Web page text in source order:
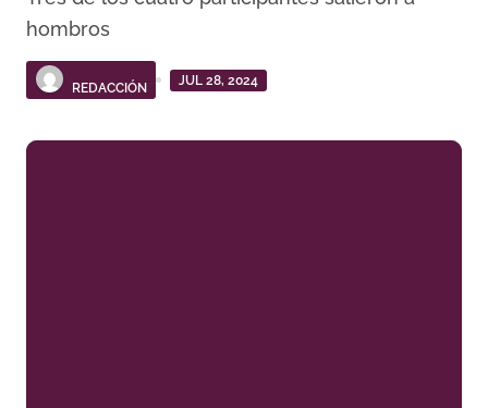
hombros
REDACCIÓN
JUL 28, 2024